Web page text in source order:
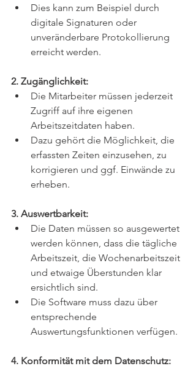
Dies kann zum Beispiel durch
digitale Signaturen oder
unveränderbare Protokollierung
erreicht werden.
2. Zugänglichkeit:
Die Mitarbeiter müssen jederzeit
Zugriff auf ihre eigenen
Arbeitszeitdaten haben.
Dazu gehört die Möglichkeit, die
erfassten Zeiten einzusehen, zu
korrigieren und ggf. Einwände zu
erheben.
3. Auswertbarkeit:
Die Daten müssen so ausgewertet
werden können, dass die tägliche
Arbeitszeit, die Wochenarbeitszeit
und etwaige Überstunden klar
ersichtlich sind.
Die Software muss dazu über
entsprechende
Auswertungsfunktionen verfügen.
4. Konformität mit dem Datenschutz: